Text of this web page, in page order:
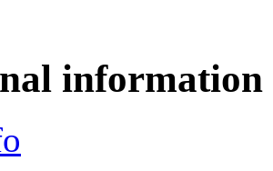
information